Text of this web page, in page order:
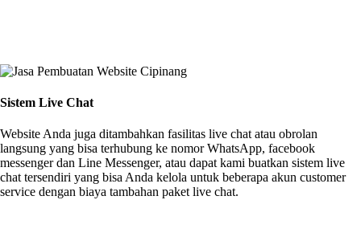
Sistem Live Chat
Website Anda juga ditambahkan fasilitas live chat atau obrolan
langsung yang bisa terhubung ke nomor WhatsApp, facebook
messenger dan Line Messenger, atau dapat kami buatkan sistem live
chat tersendiri yang bisa Anda kelola untuk beberapa akun customer
service dengan biaya tambahan paket live chat.